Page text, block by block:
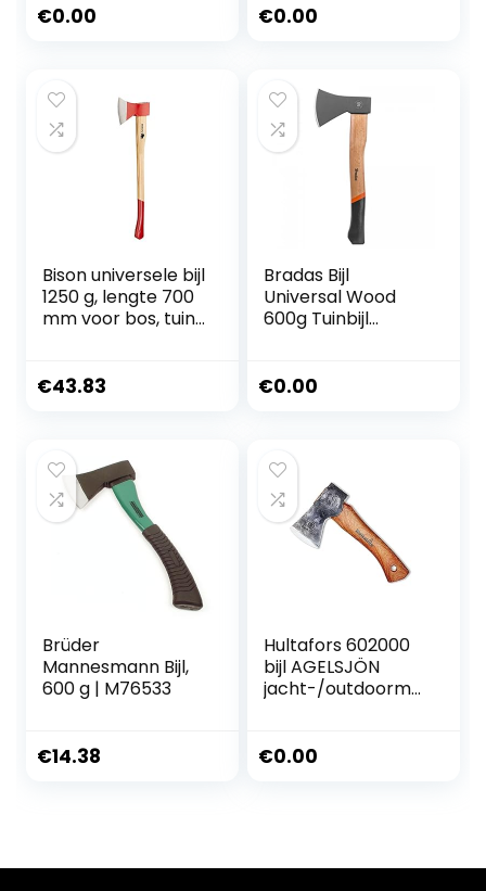
ergonomische
draagbare
beschermende
schede inclusief
€0.00
handbijl voor tuin
kloofbijl met
gelakt houten
handvat
€0.00
Bison universele bijl
1250 g, lengte 700
mm voor bos, tuin
€43.83
Bradas Bijl
Universal Wood
600g Tuinbijl
€0.00
Brüder
Mannesmann Bijl,
600 g | M76533
€14.38
Hultafors 602000
bijl AGELSJÖN
jacht-/outdoorme
€0.00